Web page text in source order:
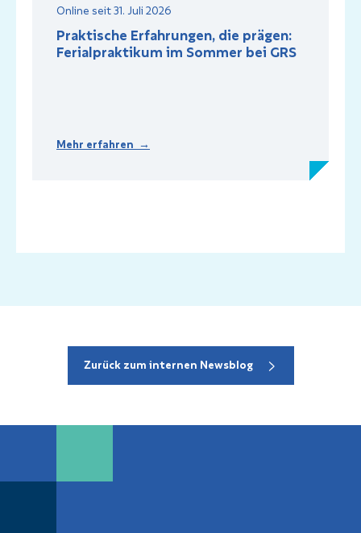
Online seit 31. Juli 2026
Praktische Erfahrungen, die prägen:
Ferialpraktikum im Sommer bei GRS
Mehr erfahren →
Zurück zum internen Newsblog